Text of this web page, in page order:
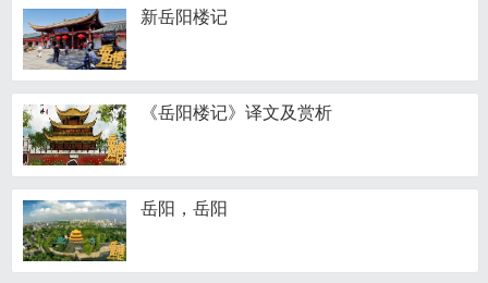
新岳阳楼记
《岳阳楼记》译文及赏析
岳阳，岳阳